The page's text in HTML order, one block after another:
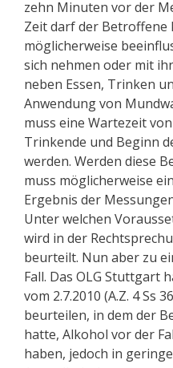
zehn Minuten vor der
Zeit darf der Betroffene
möglicherweise
sich nehmen oder mit
neben Essen, Trinken
Anwendung von
muss eine Wartezeit
Trinkende und Beginn
werden. Werden diese
muss möglicherweise
Ergebnis der
Unter welchen
wird in der
beurteilt. Nun aber zu
Fall. Das OLG Stuttgart
vom 2.7.2010 (A.Z. 4 Ss
beurteilen, in dem der
hatte, Alkohol vor der
haben, jedoch in